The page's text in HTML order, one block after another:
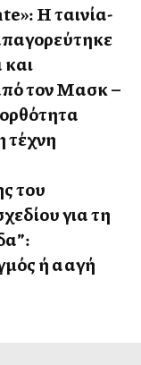
Η ταινία-
τον Μασκ –
τέχνη
του
για τη
ή αλλαγή